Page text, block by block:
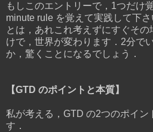
もしこのエントリーで，1つだけ
minute rule を覚えて実践して下
とは，あれこれ考えずにすぐそ
けで，世界が変わります．2分で
か，驚くことになるでしょう．
【GTD のポイントと本質】
私が考える，GTD の2つのポイン
す．